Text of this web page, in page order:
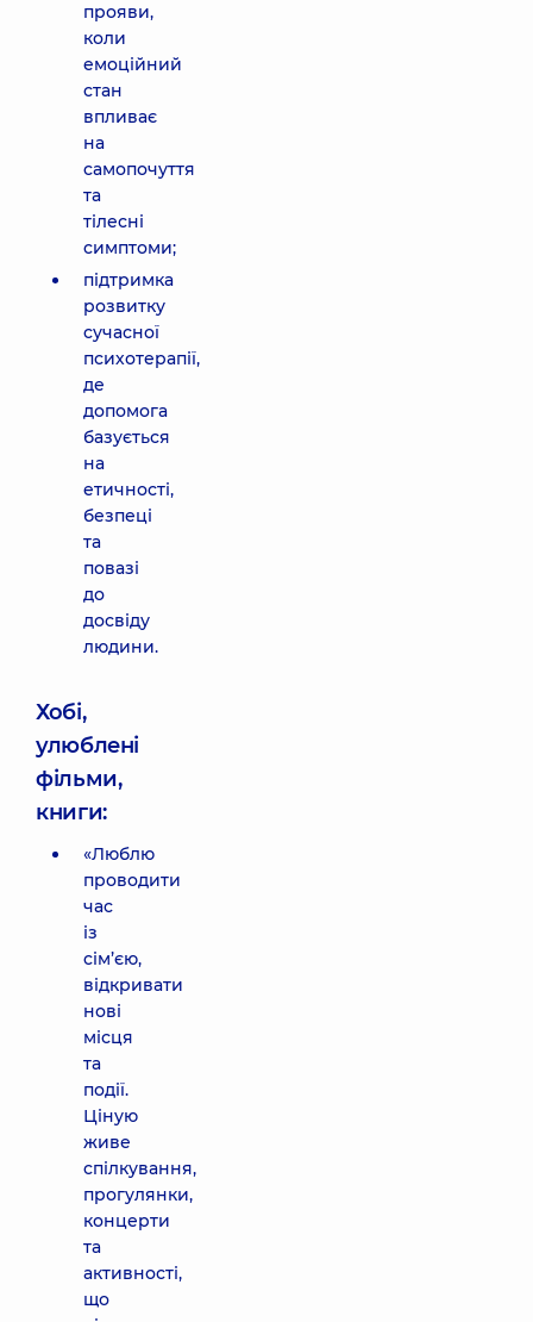
прояви,
коли
емоційний
стан
впливає
на
самопочуття
та
тілесні
симптоми;
підтримка
розвитку
сучасної
психотерапії,
де
допомога
базується
на
етичності,
безпеці
та
повазі
до
досвіду
людини.
Хобі,
улюблені
фільми,
книги:
«Люблю
проводити
час
із
сім’єю,
відкривати
нові
місця
та
події.
Ціную
живе
спілкування,
прогулянки,
концерти
та
активності,
що